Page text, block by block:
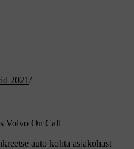
2021/
Volvo On Call
auto kohta asjakohast